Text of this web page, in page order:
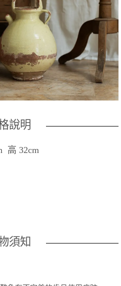
說明
高 32cm
須知